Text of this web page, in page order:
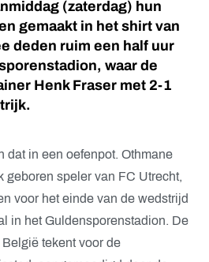
(zaterdag) hun
gemaakt in het shirt van
deden ruim een half uur
waar de
Henk Fraser met 2-1
dat in een oefenpot. Othmane
geboren speler van FC Utrecht,
voor het einde van de wedstrijd
in het Guldensporenstadion. De
tekent voor de